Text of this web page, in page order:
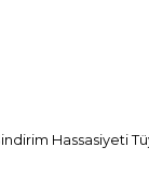
Hassasiyeti